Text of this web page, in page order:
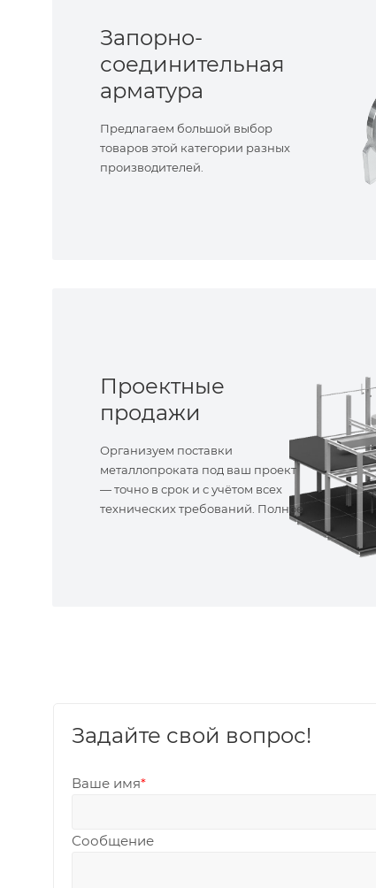
Запорно-
соединительная
арматура
Предлагаем большой выбор
товаров этой категории разных
производителей.
Проектные
продажи
Организуем поставки
металлопроката под ваш проект
— точно в срок и с учётом всех
технических требований. Полное
Задайте свой вопрос!
Ваше имя*
Сообщение